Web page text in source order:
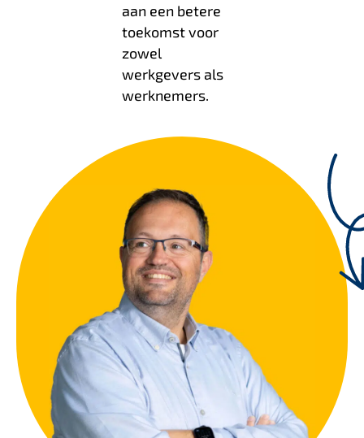
aan een betere
toekomst voor
zowel
werkgevers als
werknemers.